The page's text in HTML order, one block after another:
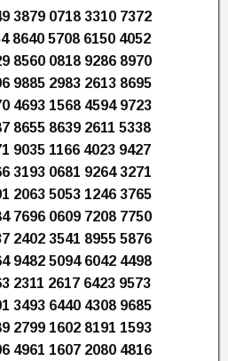
3879 0718 3310 7372
8640 5708 6150 4052
8560 0818 9286 8970
9885 2983 2613 8695
4693 1568 4594 9723
8655 8639 2611 5338
9035 1166 4023 9427
3193 0681 9264 3271
2063 5053 1246 3765
7696 0609 7208 7750
2402 3541 8955 5876
9482 5094 6042 4498
2311 2617 6423 9573
3493 6440 4308 9685
2799 1602 8191 1593
4961 1607 2080 4816